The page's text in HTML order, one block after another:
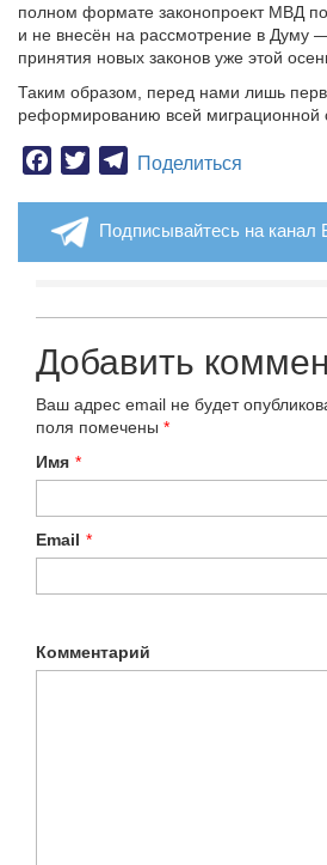
полном формате законопроект МВД
и не внесён на рассмотрение в Думу
принятия новых законов уже этой
Таким образом, перед нами лишь
реформированию всей миграционной
Facebook
TwitterTelegram
Поделиться
Подписывайтесь на канал
Добавить
Ваш адрес email не будет
поля помечены *
Имя *
Email *
Комментарий